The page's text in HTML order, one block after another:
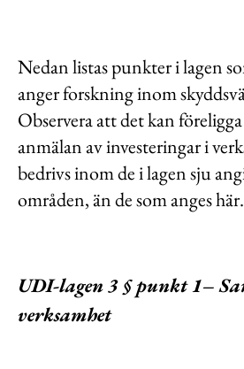
Nedan listas punkter i lagen
anger forskning inom
Observera att det kan
anmälan av investeringar i
bedrivs inom de i lagen sju
områden, än de som anges här.
UDI-lagen 3 § punkt 1–
verksamhet